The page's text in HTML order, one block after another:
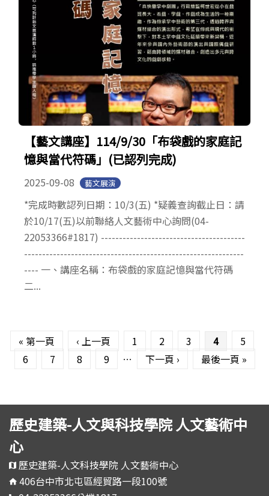
【藝文講座】114/9/30「布袋戲的家庭記
憶與當代符碼」(已認列完成)
2025-09-08 藝文展演
*完成時數認列日期：10/3(五) *疑義查詢截止日：請
於10/17(五)以前聯絡人文藝術中心詢問(04-
22053366#1817) ----------------------------------------
-------------------------------------------------------------
---- 一、講座名稱：布袋戲的家庭記憶與當代符碼
二...
« 第一頁 ‹ 上一頁 1 2 3 4
5
6
7 8 9 … 下一頁 › 最後一頁 »
歷史建築-人文與科技學院 人文藝術中
心
歷史建築-人文科技學院 人文藝術中心
406台中市北屯區經貿路一段100號